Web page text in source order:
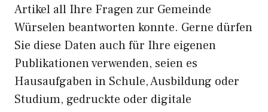
Artikel all Ihre Fragen zur Gemeinde
Würselen beantworten konnte. Gerne dürfen
Sie diese Daten auch für Ihre eigenen
Publikationen verwenden, seien es
Hausaufgaben in Schule, Ausbildung oder
Studium, gedruckte oder digitale